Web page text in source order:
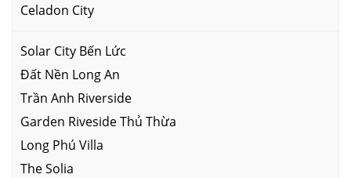
Celadon City
Solar City Bến Lức
Đất Nền Long An
Trần Anh Riverside
Garden Riveside Thủ Thừa
Long Phú Villa
The Solia